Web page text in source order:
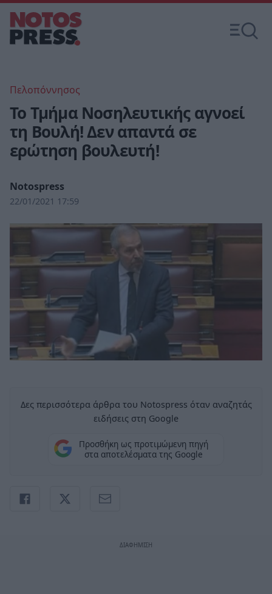
Πελοπόννησος
Το Τμήμα Νοσηλευτικής αγνοεί
τη Βουλή! Δεν απαντά σε
ερώτηση βουλευτή!
Notospress
22/01/2021 17:59
Δες περισσότερα άρθρα του Notospress όταν αναζητάς
ειδήσεις στη Google
Προσθήκη ως προτιμώμενη πηγή
στα αποτελέσματα της Google